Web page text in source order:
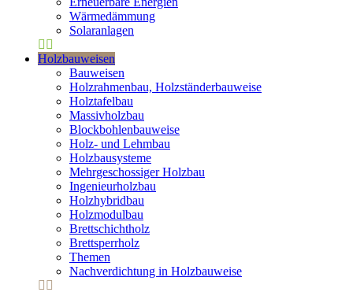
Wärmedämmung
Solaranlagen
Holzbauweisen
Bauweisen
Holzrahmenbau, Holzständerbauweise
Holztafelbau
Massivholzbau
Blockbohlenbauweise
Holz- und Lehmbau
Holzbausysteme
Mehrgeschossiger Holzbau
Ingenieurholzbau
Holzhybridbau
Holzmodulbau
Brettschichtholz
Brettsperrholz
Themen
Nachverdichtung in Holzbauweise